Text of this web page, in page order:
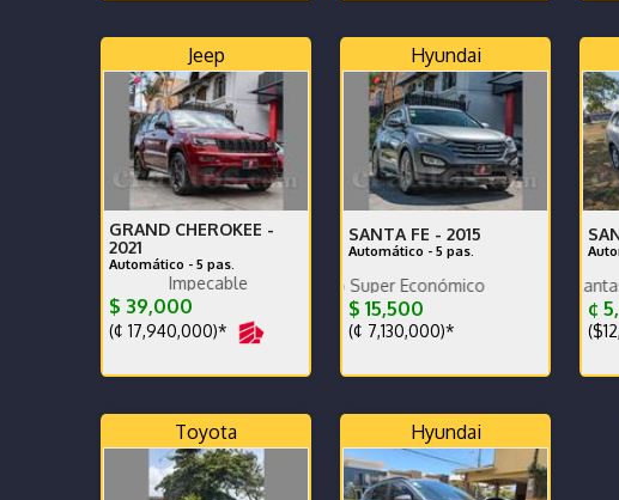
Jeep
GRAND CHEROKEE -
2021
Automático - 5 pas.
$ 39,000
(¢ 17,940,000)*
Hyundai
SANTA FE - 2015
Automático - 5 pas.
Poco km. Excelente estado Super Económico
$ 15,500
(¢ 7,130,000)*
Mantenimiento completo llantas nuevas
¢
Toyota Hyundai